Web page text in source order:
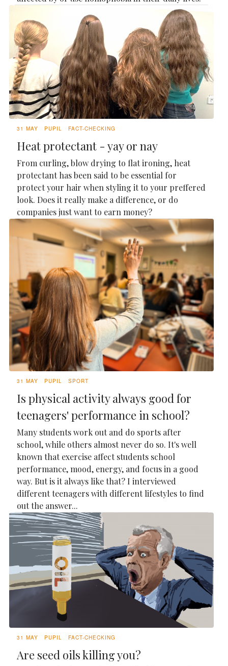
31 MAY PUPIL FACT-CHECKING
Heat protectant - yay or nay
From curling, blow drying to flat ironing, heat
protectant has been said to be essential for
protect your hair when styling it to your preffered
look. Does it really make a difference, or do
companies just want to earn money?
31 MAY PUPIL SPORT
Is physical activity always good for
teenagers' performance in school?
Many students work out and do sports after
school, while others almost never do so. It's well
known that exercise affect students school
performance, mood, energy, and focus in a good
way. But is it always like that? I interviewed
different teenagers with different lifestyles to find
out the answer...
31 MAY PUPIL FACT-CHECKING
Are seed oils killing you?